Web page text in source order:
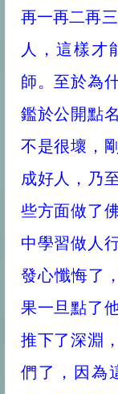
再一再二再
人，這樣才
師。至於為
鑑於公開點
不是很壞，
成好人，乃
些方面做了
中學習做人
發心懺悔了
果一旦點了
推下了深淵
們了，因為